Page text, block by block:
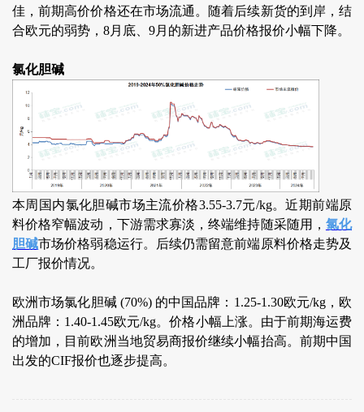
佳，前期高价价格还在市场流通。随着后续新货的到岸，结
合欧元的弱势，8月底、9月的新进产品价格报价小幅下降。
氯化胆碱
本周国内氯化胆碱市场主流价格3.55-3.7元/kg。近期前端原
料价格窄幅波动，下游需求寡淡，终端维持随采随用， 氯化
胆碱市场价格弱稳运行。后续仍需留意前端原料价格走势及
工厂报价情况。
欧洲市场氯化胆碱 (70%) 的中国品牌：1.25-1.30欧元/kg，欧
洲品牌：1.40-1.45欧元/kg。价格小幅上涨。由于前期海运费
的增加，目前欧洲当地贸易商报价继续小幅抬高。前期中国
出发的CIF报价也逐步提高。